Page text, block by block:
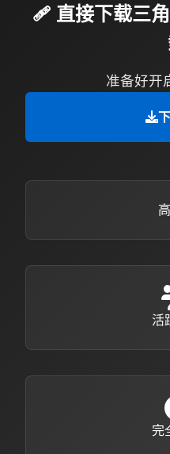
🩹 直接下载三
准备好开
活
完